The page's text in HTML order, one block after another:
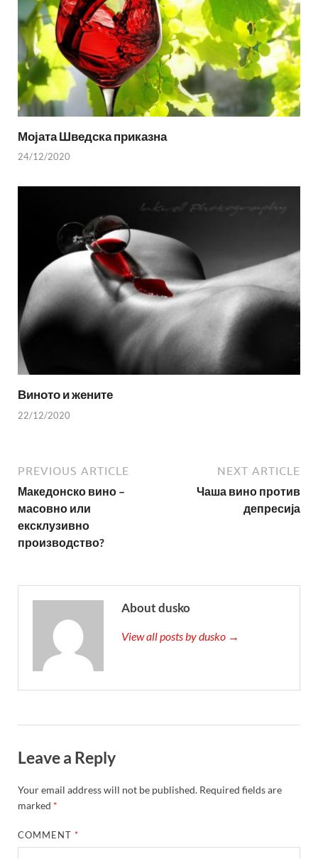
Мојата Шведска приказна
24/12/2020
Виното и жените
22/12/2020
PREVIOUS ARTICLE
Македонско вино –
масовно или
ексклузивно
производство?
NEXT ARTICLE
Чаша вино против
депресија
About dusko
View all posts by dusko →
Leave a Reply
Your email address will not be published. Required fields are
marked *
COMMENT*